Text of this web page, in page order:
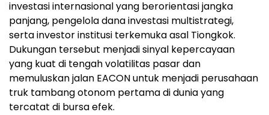
investasi internasional yang berorientasi jangka
panjang, pengelola dana investasi multistrategi,
serta investor institusi terkemuka asal Tiongkok.
Dukungan tersebut menjadi sinyal kepercayaan
yang kuat di tengah volatilitas pasar dan
memuluskan jalan EACON untuk menjadi perusahaan
truk tambang otonom pertama di dunia yang
tercatat di bursa efek.